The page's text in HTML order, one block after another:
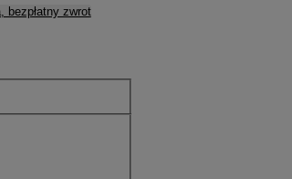
bezpłatny zwrot